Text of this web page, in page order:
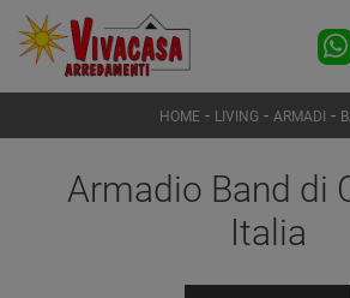
HOME- LIVING - ARMADI -
Armadio Band di
Italia